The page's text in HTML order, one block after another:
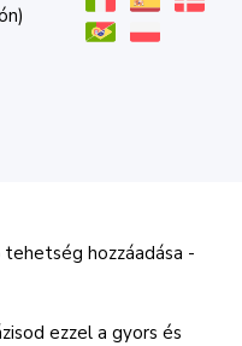
hozzáadása -
ezzel a gyors és